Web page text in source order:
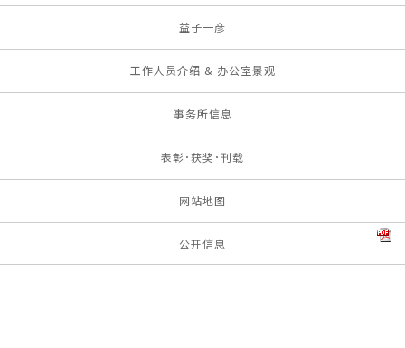
益子一彦
工作人员介绍 & 办公室景观
事务所信息
表彰･获奖･刊载
网站地图
公开信息